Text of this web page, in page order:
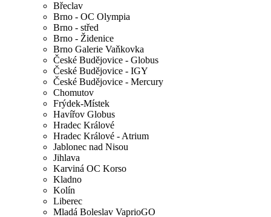
Břeclav
Brno - OC Olympia
Brno - střed
Brno - Židenice
Brno Galerie Vaňkovka
České Budějovice - Globus
České Budějovice - IGY
České Budějovice - Mercury
Chomutov
Frýdek-Místek
Havířov Globus
Hradec Králové
Hradec Králové - Atrium
Jablonec nad Nisou
Jihlava
Karviná OC Korso
Kladno
Kolín
Liberec
Mladá Boleslav VaprioGO